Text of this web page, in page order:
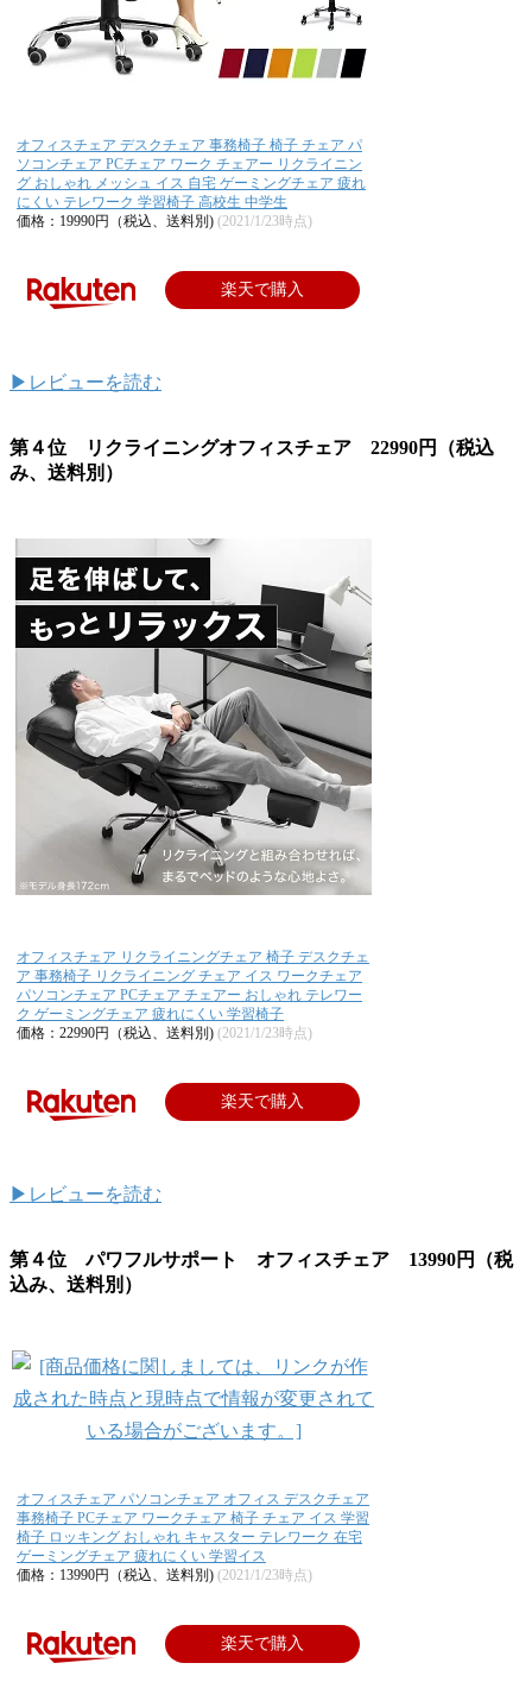
オフィスチェア デスクチェア 事務椅子 椅子 チェア パ
ソコンチェア PCチェア ワーク チェアー リクライニン
グ おしゃれ メッシュ イス 自宅 ゲーミングチェア 疲れ
にくい テレワーク 学習椅子 高校生 中学生
価格：19990円（税込、送料別) (2021/1/23時点)
楽天で購入
▶レビューを読む
第４位 リクライニングオフィスチェア 22990円（税込
み、送料別）
オフィスチェア リクライニングチェア 椅子 デスクチェ
ア 事務椅子 リクライニング チェア イス ワークチェア
パソコンチェア PCチェア チェアー おしゃれ テレワー
ク ゲーミングチェア 疲れにくい 学習椅子
価格：22990円（税込、送料別) (2021/1/23時点)
楽天で購入
▶レビューを読む
第４位 パワフルサポート オフィスチェア 13990円（税
込み、送料別）
オフィスチェア パソコンチェア オフィス デスクチェア
事務椅子 PCチェア ワークチェア 椅子 チェア イス 学習
椅子 ロッキング おしゃれ キャスター テレワーク 在宅
ゲーミングチェア 疲れにくい 学習イス
価格：13990円（税込、送料別) (2021/1/23時点)
楽天で購入